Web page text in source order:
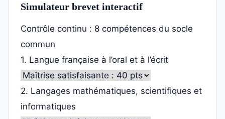
Simulateur brevet interactif
Contrôle continu : 8 compétences du socle
commun
1. Langue française à l’oral et à l’écrit
2. Langages mathématiques, scientifiques et
informatiques